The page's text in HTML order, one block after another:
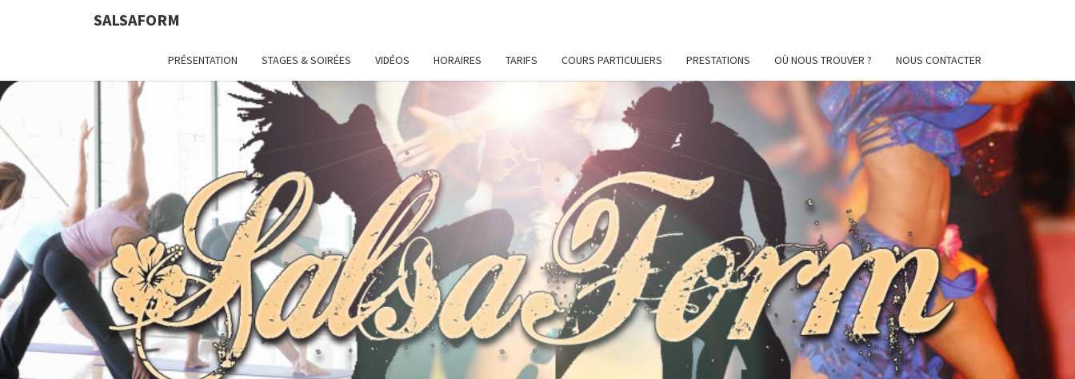
SALSAFORM
PRÉSENTATION STAGES & SOIRÉES VIDÉOS HORAIRES TARIFS COURS PARTICULIERS PRESTATIONS OÙ NOUS TROUVER ? NOUS CONTACTER
SALSAFORM
Cours
De
Danses
Latines
Et De
Remise
En
Forme